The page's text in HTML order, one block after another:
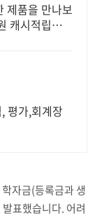
제품을 만나보
캐시적립도
평가,회계장
자금(등록금과 생
표했습니다. 어려